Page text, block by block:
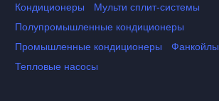
Кондиционеры
Мульти сплит-системы
Полупромышленные кондиционеры
Промышленные кондиционеры
Фанкойлы
Тепловые насосы